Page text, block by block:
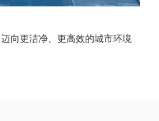
向更洁净、更高效的城市环境